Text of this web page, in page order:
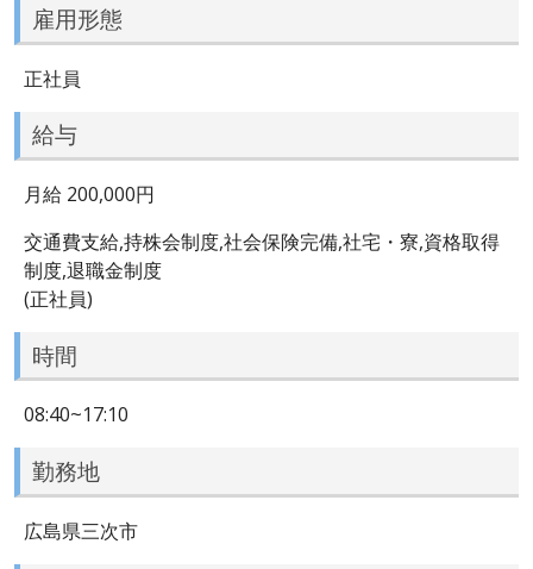
雇用形態
正社員
給与
月給 200,000円
交通費支給,持株会制度,社会保険完備,社宅・寮,資格取得
制度,退職金制度
(正社員)
時間
08:40~17:10
勤務地
広島県三次市